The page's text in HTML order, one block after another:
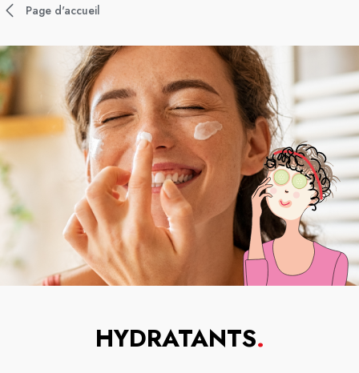
Page d'accueil
HYDRATANTS.